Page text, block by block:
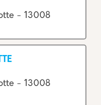
- 13008
- 13008